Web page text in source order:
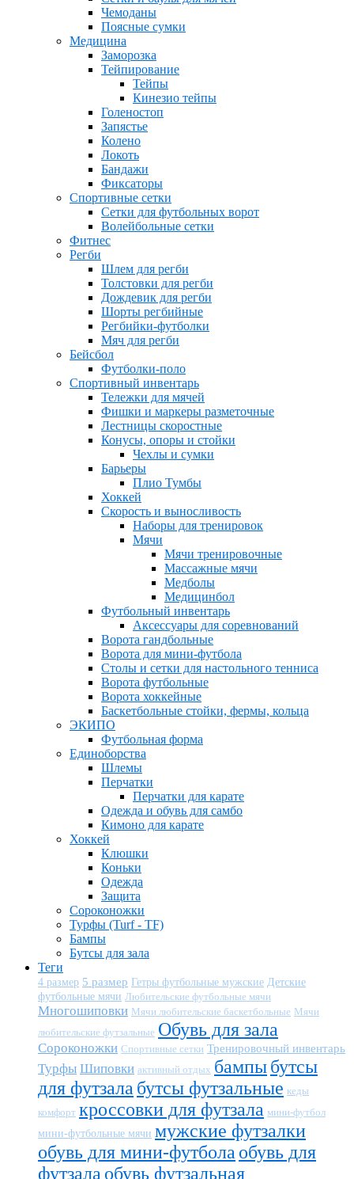
Чемоданы
Поясные сумки
Медицина
Заморозка
Тейпирование
Тейпы
Кинезио тейпы
Голеностоп
Запястье
Колено
Локоть
Бандажи
Фиксаторы
Спортивные сетки
Сетки для футбольных ворот
Волейбольные сетки
Фитнес
Регби
Шлем для регби
Толстовки для регби
Дождевик для регби
Шорты регбийные
Регбийки-футболки
Мяч для регби
Бейсбол
Футболки-поло
Спортивный инвентарь
Тележки для мячей
Фишки и маркеры разметочные
Лестницы скоростные
Конусы, опоры и стойки
Чехлы и сумки
Барьеры
Плио Тумбы
Хоккей
Скорость и выносливость
Наборы для тренировок
Мячи
Мячи тренировочные
Массажные мячи
Медболы
Медицинбол
Футбольный инвентарь
Аксессуары для соревнований
Ворота гандбольные
Ворота для мини-футбола
Столы и сетки для настольного тенниса
Ворота футбольные
Ворота хоккейные
Баскетбольные стойки, фермы, кольца
ЭКИПО
Футбольная форма
Единоборства
Шлемы
Перчатки
Перчатки для карате
Одежда и обувь для самбо
Кимоно для карате
Хоккей
Клюшки
Коньки
Одежда
Защита
Сороконожки
Турфы (Turf - TF)
Бампы
Бутсы для зала
Теги
4 размер 5 размер Гетры футбольные мужские Детские
футбольные мячи Любительские футбольные мячи
Многошиповки Мячи любительские баскетбольные Мячи
любительские футзальные Обувь для зала
Сороконожки Спортивные сетки Тренировочный инвентарь
Турфы Шиповки активный отдых бампыбутсы
для футзала бутсы футзальные кеды
комфорт кроссовки для футзала мини-футбол
мини-футбольные мячи мужские футзалки
обувь для мини-футбола обувь для
футзала обувь футзальная